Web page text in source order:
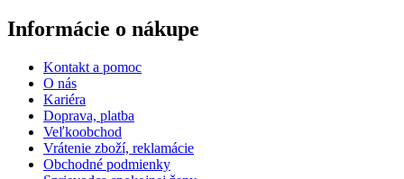
Informácie o nákupe
Kontakt a pomoc
O nás
Kariéra
Doprava, platba
Veľkoobchod
Vrátenie zboží, reklamácie
Obchodné podmienky